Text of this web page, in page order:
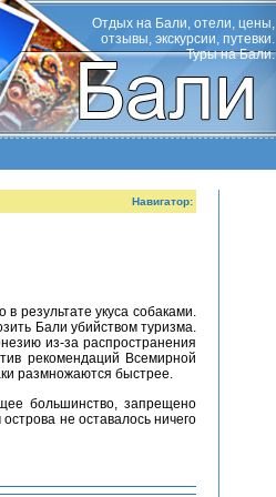
Отдых на Бали, отели, цены,
отзывы, экскурсии, путевки.
Туры на Бали.
Навигатор:
Бали убийством туризма.
из-за распространения
рекомендаций Всемирной
размножаются быстрее.
не оставалось ничего